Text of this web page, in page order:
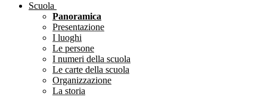
Scuola
Panoramica
Presentazione
I luoghi
Le persone
I numeri della scuola
Le carte della scuola
Organizzazione
La storia